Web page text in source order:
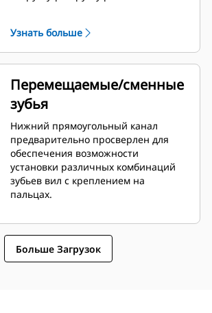
подстилки и аэрацию почвы.
Узнать больше
Перемещаемые/сменные
зубья
Нижний прямоугольный канал
предварительно просверлен для
обеспечения возможности
установки различных комбинаций
зубьев вил с креплением на
пальцах.
Больше Загрузок